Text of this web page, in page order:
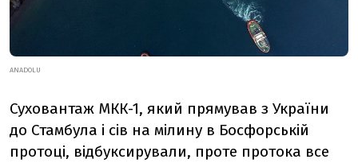
ANADOLU
Суховантаж МКК-1, який прямував з України
до Стамбула і сів на мілину в Босфорській
протоці, відбуксирували, проте протока все